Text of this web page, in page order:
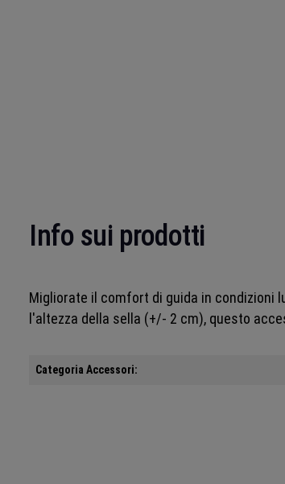
Info sui prodotti
Migliorate il comfort di guida in condizioni
l'altezza della sella (+/- 2 cm), questo
Categoria Accessori: